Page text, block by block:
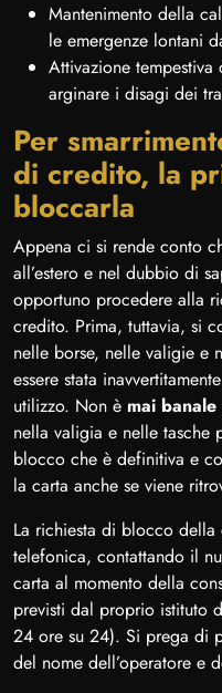
Mantenimento della
le emergenze lontani
Attivazione
arginare i disagi dei
Per
di credito, la
bloccarla
Appena ci si rende conto
all’estero e nel dubbio di
opportuno procedere alla
credito. Prima, tuttavia, si
nelle borse, nelle valigie e
essere stata
utilizzo. Non è mai banale
nella valigia e nelle tasche
blocco che è definitiva e
la carta anche se viene
La richiesta di blocco
telefonica, contattando il
carta al momento della
previsti dal proprio istituto
24 ore su 24). Si prega di
del nome dell’operatore e